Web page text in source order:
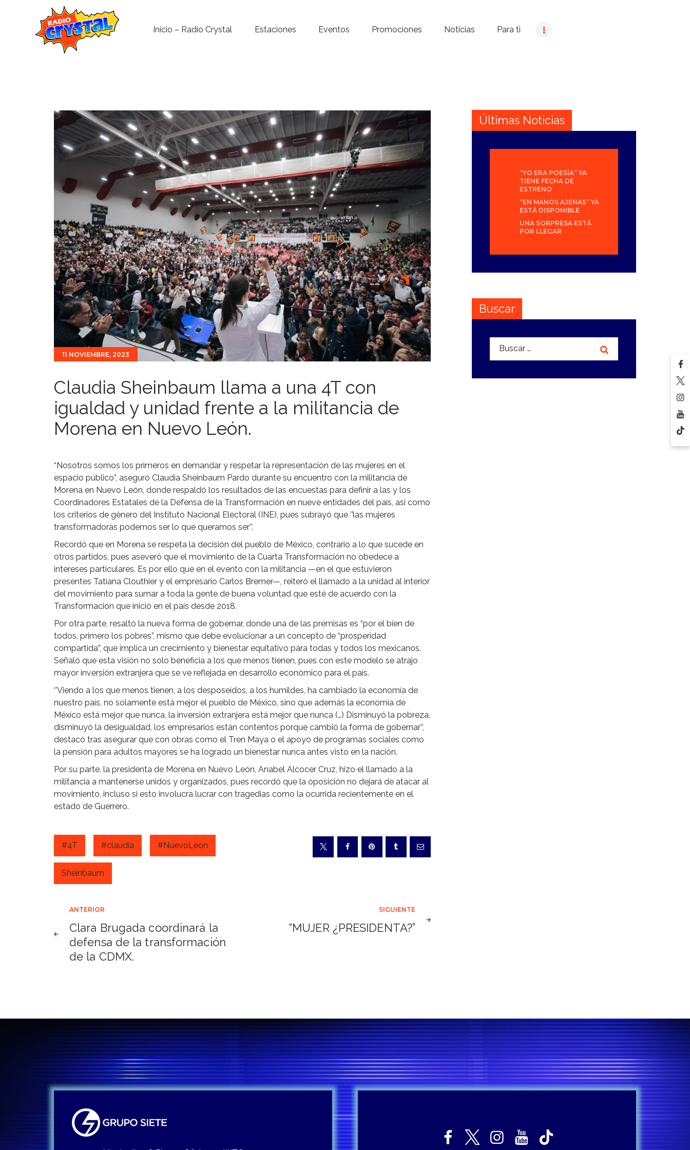
Inicio – Radio Crystal Estaciones Eventos Promociones Noticias Para ti
Noticias
Para ti
Contacto
11 NOVIEMBRE, 2023
Claudia Sheinbaum llama a una 4T con
igualdad y unidad frente a la militancia de
Morena en Nuevo León.
“Nosotros somos los primeros en demandar y respetar la representación de las mujeres en el
espacio público”, aseguró Claudia Sheinbaum Pardo durante su encuentro con la militancia de
Morena en Nuevo León, donde respaldó los resultados de las encuestas para definir a las y los
Coordinadores Estatales de la Defensa de la Transformación en nueve entidades del país, así como
los criterios de género del Instituto Nacional Electoral (INE), pues subrayó que ’’las mujeres
transformadoras podemos ser lo que queramos ser’’.
Recordó que en Morena se respeta la decisión del pueblo de México, contrario a lo que sucede en
otros partidos, pues aseveró que el movimiento de la Cuarta Transformación no obedece a
intereses particulares. Es por ello que en el evento con la militancia —en el que estuvieron
presentes Tatiana Clouthier y el empresario Carlos Bremer—, reiteró el llamado a la unidad al interior
del movimiento para sumar a toda la gente de buena voluntad que esté de acuerdo con la
Transformación que inició en el país desde 2018.
Por otra parte, resaltó la nueva forma de gobernar, donde una de las premisas es “por el bien de
todos, primero los pobres”, mismo que debe evolucionar a un concepto de “prosperidad
compartida”, que implica un crecimiento y bienestar equitativo para todas y todos los mexicanos.
Señaló que esta visión no solo beneficia a los que menos tienen, pues con este modelo se atrajo
mayor inversión extranjera que se ve reflejada en desarrollo económico para el país.
‘’Viendo a los que menos tienen, a los desposeídos, a los humildes, ha cambiado la economía de
nuestro país, no solamente está mejor el pueblo de México, sino que además la economía de
México está mejor que nunca, la inversión extranjera está mejor que nunca (…) Disminuyó la pobreza,
disminuyó la desigualdad, los empresarios están contentos porque cambió la forma de gobernar’’,
destacó tras asegurar que con obras como el Tren Maya o el apoyo de programas sociales como
la pensión para adultos mayores se ha logrado un bienestar nunca antes visto en la nación.
Por su parte, la presidenta de Morena en Nuevo León, Anabel Alcocer Cruz, hizo el llamado a la
militancia a mantenerse unidos y organizados, pues recordó que la oposición no dejará de atacar al
movimiento, incluso si esto involucra lucrar con tragedias como la ocurrida recientemente en el
estado de Guerrero.
#4T #claudia #NuevoLeon
Sheinbaum
Navegación
de
entradas
ANTERIOR
Clara Brugada coordinará la
defensa de la transformación
de la CDMX.
SIGUIENTE
“MUJER ¿PRESIDENTA?”
Últimas Noticias
“YO ERA POESÍA” YA
TIENE FECHA DE
ESTRENO
“EN MANOS AJENAS” YA
ESTÁ DISPONIBLE
UNA SORPRESA ESTÁ
POR LLEGAR
Buscar
Buscar: